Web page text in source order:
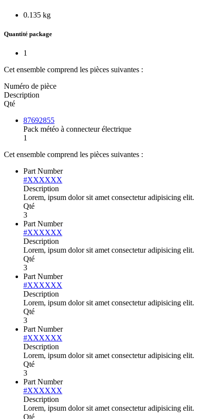
0.135 kg
Quantité package
1
Cet ensemble comprend les pièces suivantes :
Numéro de pièce
Description
Qté
87692855
Pack météo à connecteur électrique
1
Cet ensemble comprend les pièces suivantes :
Part Number
#XXXXXX
Description
Lorem, ipsum dolor sit amet consectetur adipisicing elit.
Qté
3
Part Number
#XXXXXX
Description
Lorem, ipsum dolor sit amet consectetur adipisicing elit.
Qté
3
Part Number
#XXXXXX
Description
Lorem, ipsum dolor sit amet consectetur adipisicing elit.
Qté
3
Part Number
#XXXXXX
Description
Lorem, ipsum dolor sit amet consectetur adipisicing elit.
Qté
3
Part Number
#XXXXXX
Description
Lorem, ipsum dolor sit amet consectetur adipisicing elit.
Qté